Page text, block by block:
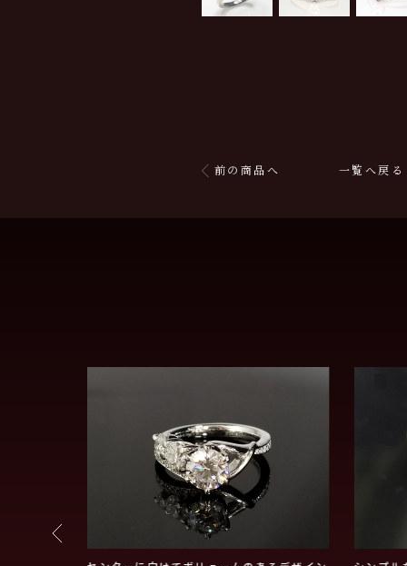
前の商品へ 一覧へ戻る